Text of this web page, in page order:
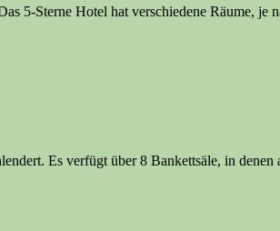
5-Sterne Hotel hat verschiedene Räume, je
Es verfügt über 8 Bankettsäle, in